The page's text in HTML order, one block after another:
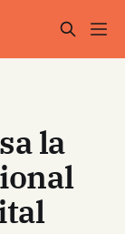
la